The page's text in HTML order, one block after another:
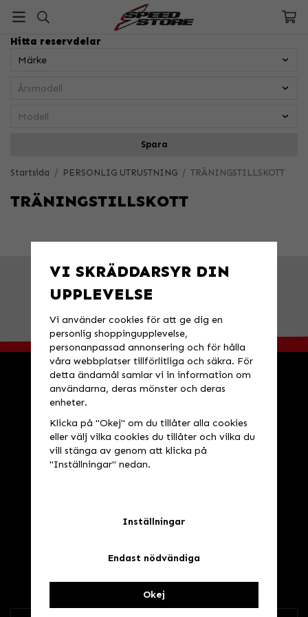
Hitta reservdelar
Spara
Startsida / PERSONLIG UTRUSTNING / TRÄNINGSTILLSKOTT
TRÄNINGSTILLSKOTT
HANDLA
Köpvillkor
Leveransvillkor
Logga in
Speedstore
Öppettider
Verkstad
Ta del av våra bästa erbjudanden & nyheter!
VI SKRÄDDARSYR DIN
UPPLEVELSE
Vi använder cookies för att ge dig en
personlig shoppingupplevelse,
personanpassad annonsering och för hålla
våra webbplatser tillförlitliga och säkra. För
detta ändamål samlar vi in information om
användarna, deras mönster och deras
enheter.
Klicka på "Okej" om du tillåter alla cookies
eller välj vilka cookies du tillåter och vilka du
vill stänga av genom att klicka på
"Inställningar" nedan.
Inställningar
Endast nödvändiga
Okej